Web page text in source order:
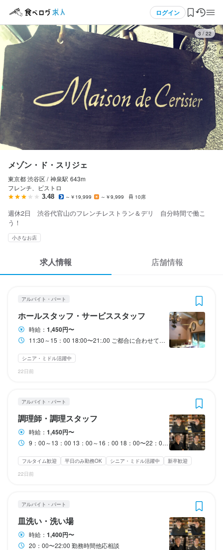
ログイン
ログイン・無料会員登録
求人検索
マイページ管理
気になる求人
検索履歴・保存した条件
スカウト・メルマガ受信設定
ヘルプ・お問い合わせフォーム
掲載をご検討の店舗様へ
食べログ求人PRESS
プライバシーポリシー
利用規約
3 / 22
メゾン・ド・スリジェ
東京都 渋谷区 / 神泉駅 643m
フレンチ、ビストロ
3.48 ～￥19,999 ～￥9,999 10席
週休2日 渋谷代官山のフレンチレストラン＆デリ 自分時間で働こ
う！
小さなお店
求人情報 店舗情報
アルバイト・パート
ホールスタッフ・サービススタッフ
時給： 1,450円〜
11:30～15：00 18:00〜21:.00 ご都合に合わせて調整可能です。
シニア・ミドル活躍中
22日前
アルバイト・パート
調理師・調理スタッフ
時給： 1,450円〜
9：00～13：00 13：00～16：00 18：00〜22：00の間でご都合の良い時間のみでOK 学生さんは学校の都合や休みに合わせて調整可能
フルタイム歓迎 平日のみ勤務OK シニア・ミドル活躍中
新卒歓迎
22日前
アルバイト・パート
皿洗い・洗い場
時給： 1,400円〜
20：00〜22:00 勤務時間他応相談
アルバイト・パート メゾン・ド・スリジェ
ホールスタッフ・サービススタッフ
時給1,450円〜
昇給あり 交通費支給
研修期間
給与補足
収入例
フリーター歓迎
扶養控除の範囲内、週１勤務可能です。
18:00〜21:.00
ランチタイムのみ勤務OK 長期勤務歓迎
週1日からOK
応募画面へ進む
アルバイト・パート メゾン・ド・スリジェ
調理師・調理スタッフ
時給1,450円〜
昇給あり 交通費支給 扶養内勤務OK
研修期間
給与補足
9：00～13：00
13：00～16：00
フルタイム歓迎
週1日からOK
シフト制 自由シフト制(毎回、時間・曜日を選べる)
応募画面へ進む
アルバイト・パート メゾン・ド・スリジェ
皿洗い・洗い場
時給1,400円〜
昇給あり 交通費支給 扶養内勤務OK
給与補足
勤務時間
20：00〜22:00
勤務時間他応相談
終電考慮あり ダブルワーク・副業OK
毎週月・火曜日定休
月8日以上休みあり
応募画面へ進む